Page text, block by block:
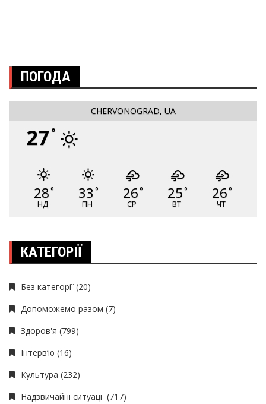
ПОГОДА
CHERVONOGRAD, UA
27 °
28°
НД
33 °
ПН
26°
СР
25°
ВТ
26°
ЧТ
КАТЕГОРІЇ
Без категорії (20)
Допоможемо разом (7)
Здоров'я (799)
Інтерв’ю (16)
Культура (232)
Надзвичайні ситуації (717)